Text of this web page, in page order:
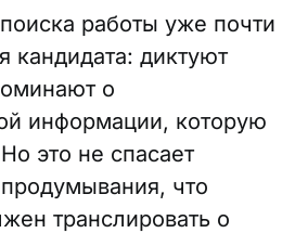
работы уже почти
кандидата: диктуют
о
информации, которую
это не спасает
что
транслировать о